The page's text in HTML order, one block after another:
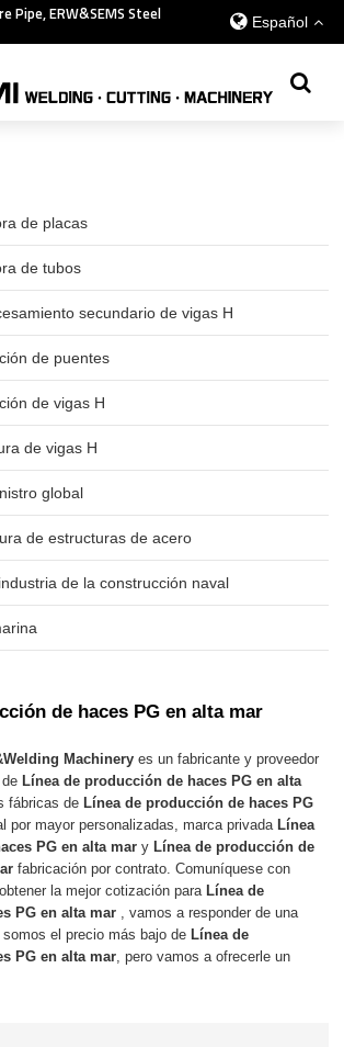
Pipe, ERW&SEMS Steel
Español
de producción de haces PG en alta mar
de placas
de tubos
secundario de vigas H
de puentes
de vigas H
de vigas H
global
de estructuras de acero
de la construcción naval
de haces PG en alta mar
Machinery es un fabricante y proveedor
Línea de producción de haces PG en alta
fábricas de Línea de producción de haces PG
por mayor personalizadas, marca privada Línea
PG en alta mar y Línea de producción de
fabricación por contrato. Comuníquese con
la mejor cotización para Línea de
PG en alta mar , vamos a responder de una
el precio más bajo de Línea de
PG en alta mar , pero vamos a ofrecerle un